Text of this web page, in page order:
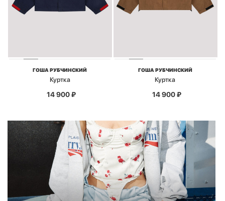
ГОША РУБЧИНСКИЙ
Куртка
14 900₽
ГОША РУБЧИНСКИЙ
Куртка
14 900₽